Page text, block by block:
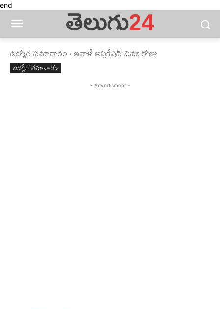
end
ఉద్యోగ సమాచారం ఇవాళే అప్లికేషన్‌ చివరి రోజు
ఉద్యోగ సమాచారం
- Advertisment -